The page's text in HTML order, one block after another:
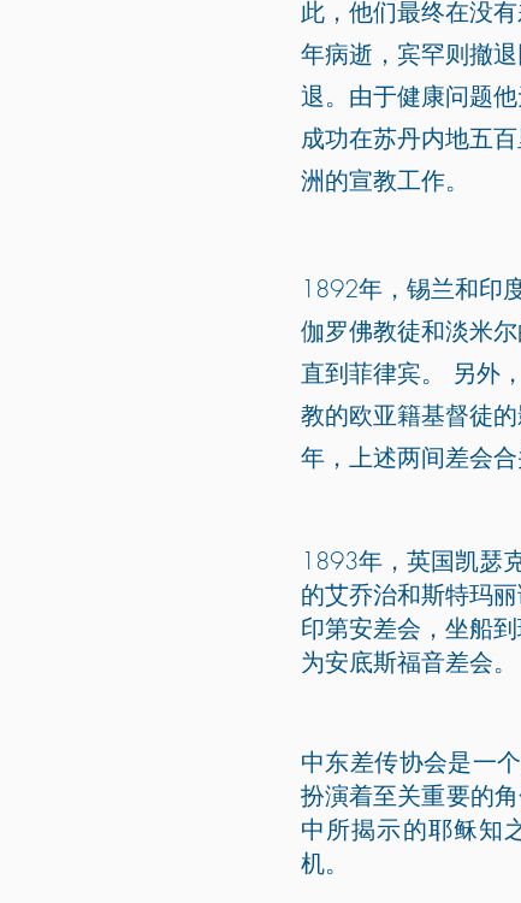
此，他们最终在没
年病逝，宾罕则撤
退。由于健康问题
成功在苏丹内地五
洲的宣教工作。
1892年，锡兰和印
伽罗佛教徒和淡米
直到菲律宾。 另外
教的欧亚籍基督徒
年，上述两间差会
1893年，英国凯瑟
的艾乔治和斯特玛
印第安差会，坐船
为安底斯福音差会。
中东差传协会是一
扮演着至关重要的
中所揭示的耶稣知
机。